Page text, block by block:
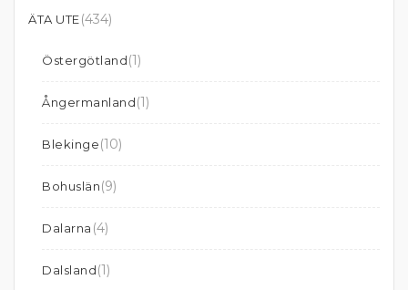
ÄTA UTE(434)
Östergötland(1)
Ångermanland(1)
Blekinge(10)
Bohuslän(9)
Dalarna (4)
Dalsland(1)